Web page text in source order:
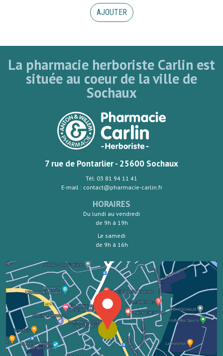
AJOUTER
La pharmacie herboriste Carlin est
située au coeur de la ville de
Sochaux
7 rue de Pontarlier - 25600 Sochaux
Tél. 03 81 94 11 41
E-mail : contact@pharmacie-carlin.fr
HORAIRES
Du lundi au vendredi
de 9h à 19h
Le samedi
de 9h à 16h